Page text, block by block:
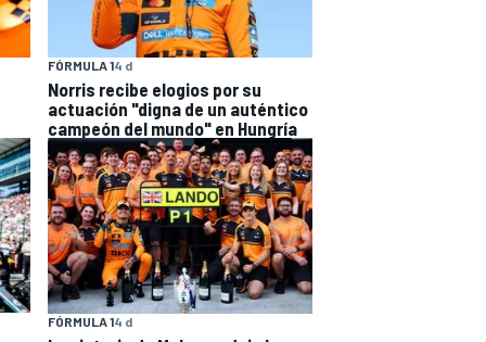
FÓRMULA 14 d
Norris recibe elogios por su
actuación "digna de un auténtico
campeón del mundo" en Hungría
FÓRMULA 14 d